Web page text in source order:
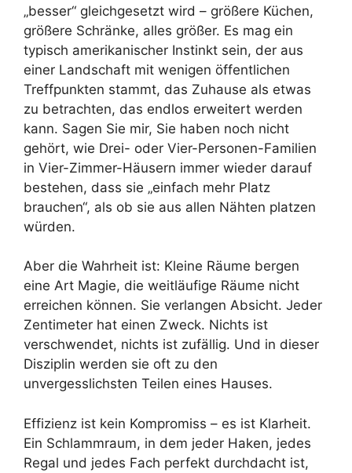
„besser“ gleichgesetzt wird – größere Küchen,
größere Schränke, alles größer. Es mag ein
typisch amerikanischer Instinkt sein, der aus
einer Landschaft mit wenigen öffentlichen
Treffpunkten stammt, das Zuhause als etwas
zu betrachten, das endlos erweitert werden
kann. Sagen Sie mir, Sie haben noch nicht
gehört, wie Drei- oder Vier-Personen-Familien
in Vier-Zimmer-Häusern immer wieder darauf
bestehen, dass sie „einfach mehr Platz
brauchen“, als ob sie aus allen Nähten platzen
würden.
Aber die Wahrheit ist: Kleine Räume bergen
eine Art Magie, die weitläufige Räume nicht
erreichen können. Sie verlangen Absicht. Jeder
Zentimeter hat einen Zweck. Nichts ist
verschwendet, nichts ist zufällig. Und in dieser
Disziplin werden sie oft zu den
unvergesslichsten Teilen eines Hauses.
Effizienz ist kein Kompromiss – es ist Klarheit.
Ein Schlammraum, in dem jeder Haken, jedes
Regal und jedes Fach perfekt durchdacht ist,